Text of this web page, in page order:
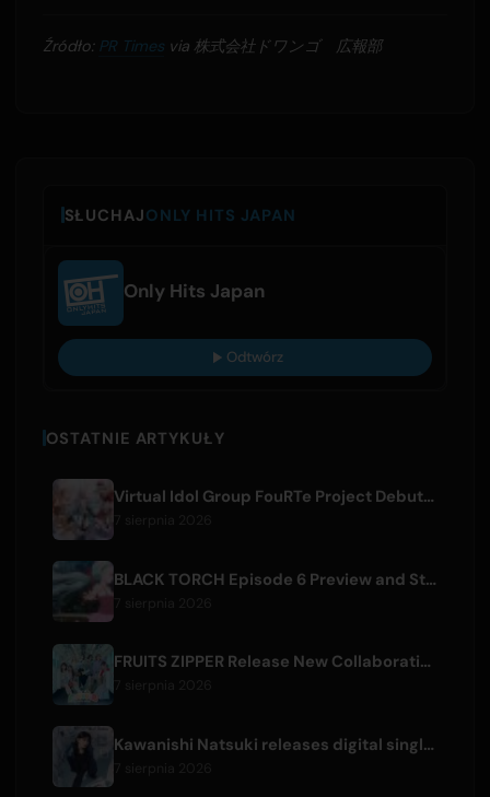
Źródło: PR Timesvia 株式会社ドワンゴ 広報部
SŁUCHAJONLY HITS JAPAN
Only Hits Japan
Odtwórz
OSTATNIE ARTYKUŁY
Virtual Idol Group FouRTe Project Debuts with 'ALL IN' Album Produced by m-flo's ☆Taku Takahashi
BLACK TORCH Episode 6 Preview and Streaming Details
FRUITS ZIPPER Release New Collaboration Song '1,2,3,FOOOOUR'
Kawanishi Natsuki releases digital single 'Sayonara wa Ichiban Kirei na Atashi de'